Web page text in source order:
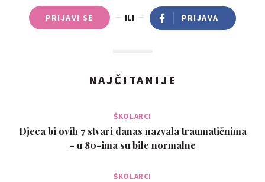
PRIJAVI SE ILI PRIJAVA
NAJČITANIJE
ŠKOLARCI
Djeca bi ovih 7 stvari danas nazvala traumatičnima
- u 80-ima su bile normalne
ŠKOLARCI